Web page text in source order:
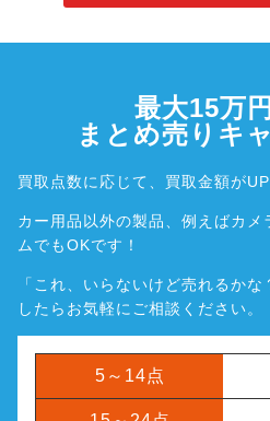
最大15万
まとめ売りキ
買取点数に応じて、買取金額がUP
カー用品以外の製品、例えばカメ
ムでもOKです！
「これ、いらないけど売れるか
したら お気軽にご相談ください。
5～14点